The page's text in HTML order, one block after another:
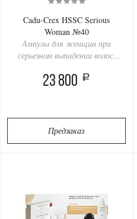
Cadu-Crex HSSC Serious
Woman №40
Ампулы для женщин при
серьезном выпадении волос,
23 800 a
Предзаказ